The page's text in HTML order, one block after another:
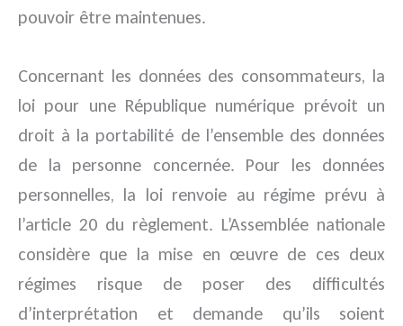
pouvoir être maintenues.
Concernant les données des consommateurs, la
loi pour une République numérique prévoit un
droit à la portabilité de l’ensemble des données
de la personne concernée. Pour les données
personnelles, la loi renvoie au régime prévu à
l’article 20 du règlement. L’Assemblée nationale
considère que la mise en œuvre de ces deux
régimes risque de poser des difficultés
d’interprétation et demande qu’ils soient